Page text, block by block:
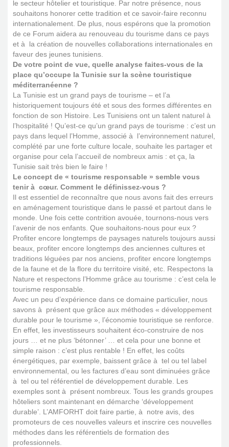
le secteur hôtelier et touristique. Par notre présence, nous
souhaitons honorer cette tradition et ce savoir-faire reconnu
internationalement. De plus, nous espérons que la promotion
de ce Forum aidera au renouveau du tourisme dans ce pays
et à la création de nouvelles collaborations internationales en
faveur des jeunes tunisiens.
De votre point de vue, quelle analyse faites-vous de la
place qu’occupe la Tunisie sur la scène touristique
méditerranéenne ?
La Tunisie est un grand pays de tourisme – et l’a
historiquement toujours été et sous des formes différentes en
fonction de son Histoire. Les Tunisiens ont un talent naturel à
l’hospitalité ! Qu’est-ce qu’un grand pays de tourisme : c’est un
pays dans lequel l’Homme, associé à l’environnement naturel,
complété par une forte culture locale, souhaite les partager et
organise pour cela l’accueil de nombreux amis : et ça, la
Tunisie sait très bien le faire !
Le concept de « tourisme responsable » semble vous
tenir à cœur. Comment le définissez-vous ?
Il est essentiel de reconnaître que nous avons fait des erreurs
en aménagement touristique dans le passé et partout dans le
monde. Une fois cette contrition avouée, tournons-nous vers
l’avenir de nos enfants. Que souhaitons-nous pour eux ?
Profiter encore longtemps de paysages naturels toujours aussi
beaux, profiter encore longtemps des anciennes cultures et
traditions léguées par nos anciens, profiter encore longtemps
de la faune et de la flore du territoire visité, etc. Respectons la
Nature et respectons l’Homme grâce au tourisme : c’est cela le
tourisme responsable.
Avec un peu d’expérience dans ce domaine particulier, nous
savons à présent que grâce aux méthodes « développement
durable pour le tourisme », l’économie touristique se renforce.
En effet, les investisseurs souhaitent éco-construire de nos
jours … et ne plus ‘bétonner’ … et cela pour une bonne et
simple raison : c’est plus rentable ! En effet, les coûts
énergétiques, par exemple, baissent grâce à tel ou tel label
environnemental, ou les factures d’eau sont diminuées grâce
à tel ou tel référentiel de développement durable. Les
exemples sont à présent nombreux. Tous les grands groupes
hôteliers sont maintenant en démarche ‘développement
durable’. L’AMFORHT doit faire partie, à notre avis, des
promoteurs de ces nouvelles valeurs et inscrire ces nouvelles
méthodes dans les référentiels de formation des
professionnels.